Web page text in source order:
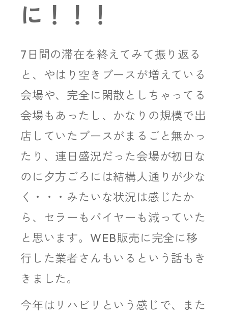
に！！！
7日間の滞在を終えてみて振り返る
と、やはり空きブースが増えている
会場や、完全に閑散としちゃってる
会場もあったし、かなりの規模で出
店していたブースがまるごと無かっ
たり、連日盛況だった会場が初日な
のに夕方ごろには結構人通りが少な
く・・・みたいな状況は感じたか
ら、セラーもバイヤーも減っていた
と思います。WEB販売に完全に移
行した業者さんもいるという話もき
きました。
今年はリハビリという感じで、また